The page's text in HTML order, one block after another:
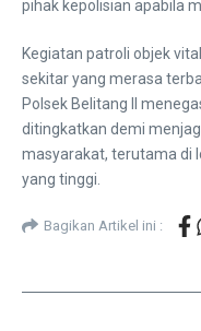
pihak kepolisian apabila
Kegiatan patroli objek
sekitar yang merasa
Polsek Belitang II
ditingkatkan demi
masyarakat, terutama di
yang tinggi.
Bagikan Artikel ini :